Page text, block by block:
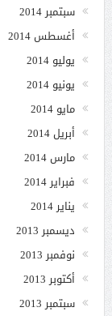
سبتمبر 2014
أغسطس 2014
يوليو 2014
يونيو 2014
مايو 2014
أبريل 2014
مارس 2014
فبراير 2014
يناير 2014
ديسمبر 2013
نوفمبر 2013
أكتوبر 2013
سبتمبر 2013